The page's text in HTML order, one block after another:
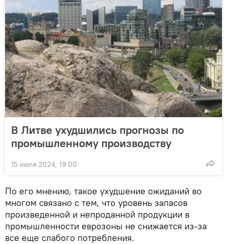
В Литве ухудшились прогнозы по
промышленному производству
15 июля 2024, 19:00
По его мнению, такое ухудшение ожиданий во
многом связано с тем, что уровень запасов
произведенной и непроданной продукции в
промышленности еврозоны не снижается из-за
все еще слабого потребления.